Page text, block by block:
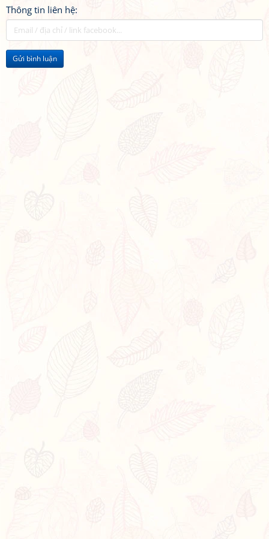
Thông tin liên hệ:
Gửi bình luận